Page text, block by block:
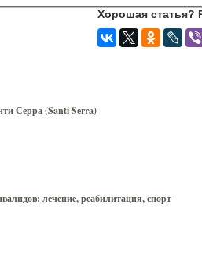
Хорошая статья?
Серра (Santi Serra)
лечение, реабилитация, спорт